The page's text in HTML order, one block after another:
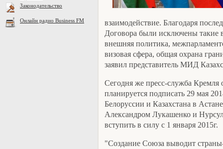
Законодательство
Онлайн радио Business FM
взаимодействие. Благодаря
Договора были исключены такие
внешняя политика,
визовая сфера, общая охрана
заявил представитель МИД
Сегодня же пресс-служба
планируется подписать 29 мая
Белоруссии и Казахстана в
Александром Лукашенко и
вступить в силу с 1 января 2015г.
"Создание Союза выводит